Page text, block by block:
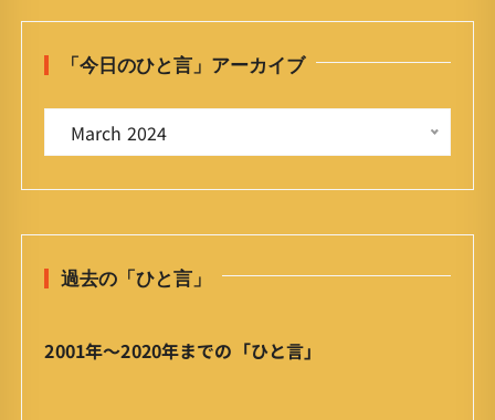
:
「今日のひと言」アーカイブ
ひ
言
ア
March 2024
過去の「ひと言」
2001年〜2020年までの「ひと言」